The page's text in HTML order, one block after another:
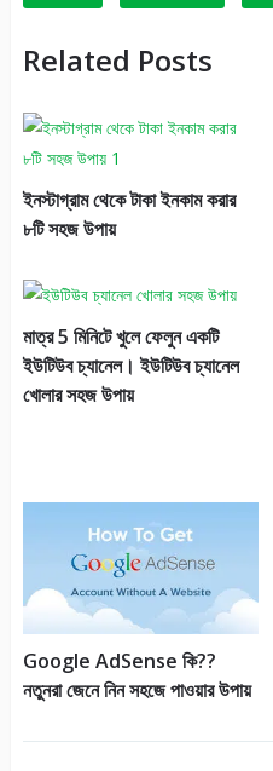
Related Posts
ইনস্টাগ্রাম থেকে টাকা ইনকাম করার
৮টি সহজ উপায়
মাত্র 5 মিনিটে খুলে ফেলুন একটি
ইউটিউব চ্যানেল। ইউটিউব চ্যানেল
খোলার সহজ উপায়
Google AdSense কি??
নতুনরা জেনে নিন সহজে পাওয়ার উপায়